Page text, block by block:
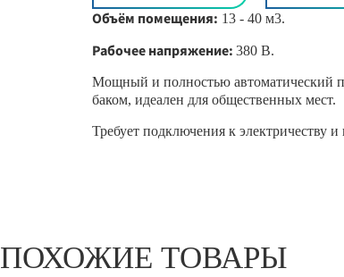
Объём помещения: 13 - 40 м3.
Рабочее напряжение:380 В.
Мощный и полностью автоматический
баком, идеален для общественных мест.
Требует подключения к электричеству и
ПОХОЖИЕ ТОВАРЫ